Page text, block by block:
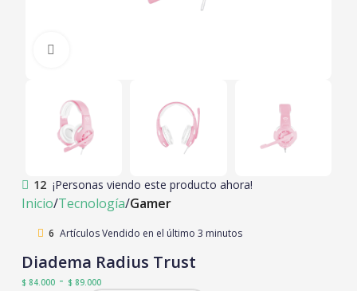
12 ¡Personas viendo este producto ahora!
Inicio Tecnología Gamer
6 Artículos Vendido en el último 3 minutos
Diadema Radius Trust
$84.000 - $89.000